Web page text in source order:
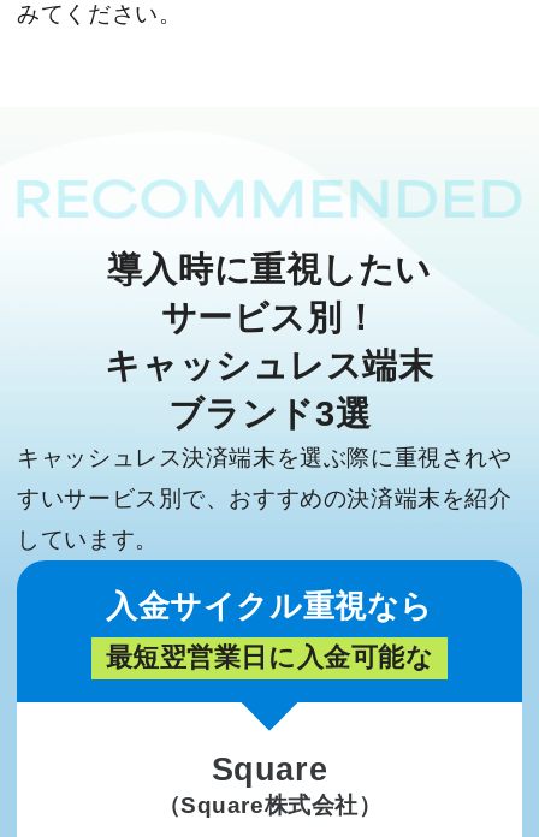
みてください。
導入時に重視したい
サービス別！
キャッシュレス端末
ブランド3選
キャッシュレス決済端末を選ぶ際に重視されや
すいサービス別で、おすすめの決済端末を紹介
しています。
入金サイクル重視なら
最短翌営業日に入金可能な
Square
（Square株式会社）